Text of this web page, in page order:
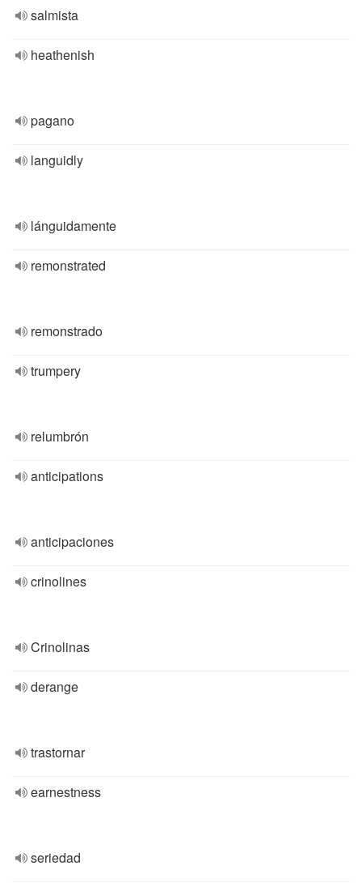
salmista
heathenish
pagano
languidly
lánguidamente
remonstrated
remonstrado
trumpery
relumbrón
anticipations
anticipaciones
crinolines
Crinolinas
derange
trastornar
earnestness
seriedad